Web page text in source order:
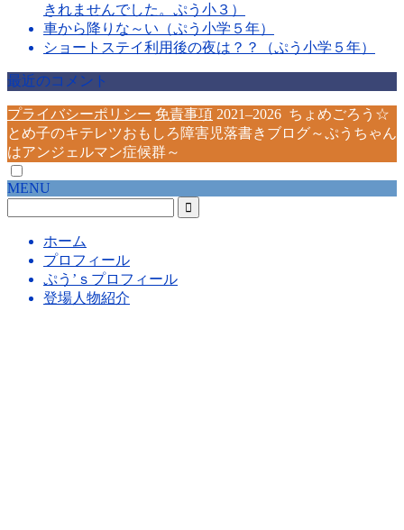
きれませんでした。ぷう小３）
車から降りな～い（ぷう小学５年）
ショートステイ利用後の夜は？？（ぷう小学５年）
最近のコメント
プライバシーポリシー 免責事項 2021–2026 ちょめごろう☆
とめ子のキテレツおもしろ障害児落書きブログ～ぷうちゃん
はアンジェルマン症候群～
MENU
ホーム
プロフィール
ぷう’ｓプロフィール
登場人物紹介